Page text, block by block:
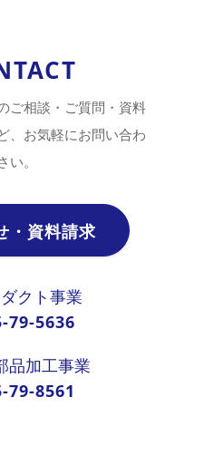
ご相談・ご質問・資料
、お気軽にお問い合わ
い。
・資料請求
クト事業
79-5636
品加工事業
79-8561